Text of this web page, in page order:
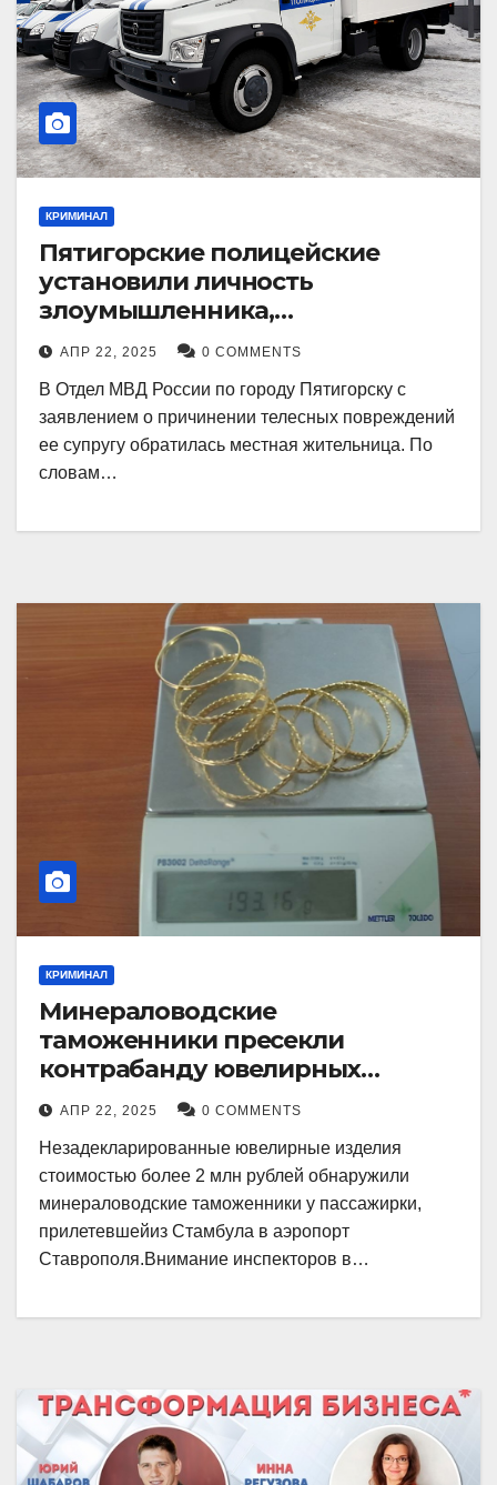
КРИМИНАЛ
Пятигорские полицейские
установили личность
злоумышленника,
причинившего телесные
повреждения местному жителю
АПР 22, 2025 0 COMMENTS
В Отдел МВД России по городу Пятигорску с
заявлением о причинении телесных повреждений
ее супругу обратилась местная жительница. По
словам…
КРИМИНАЛ
Минераловодские
таможенники пресекли
контрабанду ювелирных
изделий на 2 млн рублей
АПР 22, 2025 0 COMMENTS
Незадекларированные ювелирные изделия
стоимостью более 2 млн рублей обнаружили
минераловодские таможенники у пассажирки,
прилетевшейиз Стамбула в аэропорт
Ставрополя.Внимание инспекторов в…